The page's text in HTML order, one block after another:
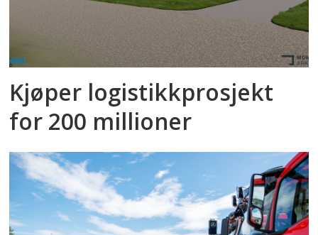
Kjøper logistikkprosjekt
for 200 millioner